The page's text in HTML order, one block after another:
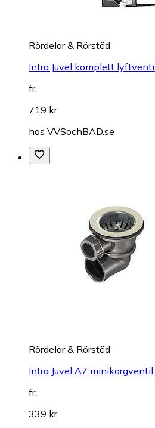
Rördelar & Rörstöd
Intra Juvel komplett
fr.
719 kr
hos VVSochBAD.se
Rördelar & Rörstöd
Intra Juvel A7
fr.
339 kr